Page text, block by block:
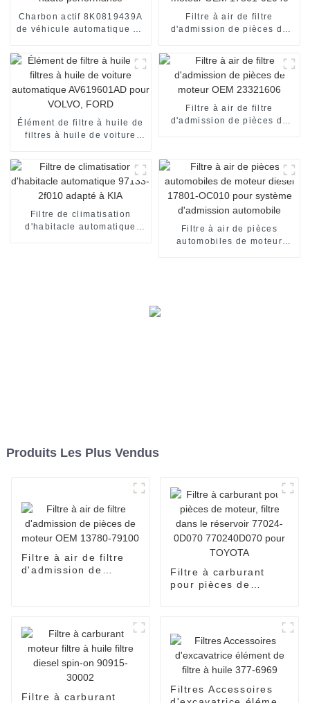
Charbon actif 8K0819439A
de véhicule automatique de
Filtre à air de filtre
d'admission de pièces de
Élément de filtre à huile de
filtres à huile de voiture
Filtre à air de filtre
d'admission de pièces de
Filtre de climatisation
d'habitacle automatique
Filtre à air de pièces
automobiles de moteur
Produits Les Plus Vendus
Filtre à air de filtre
d'admission de
Filtre à carburant
pour pièces de
pour TOYOTA
Filtre à carburant
Filtres Accessoires